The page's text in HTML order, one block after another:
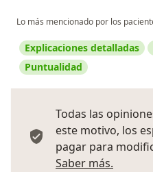
Lo más mencionado por los
Explicaciones detalladas
Puntualidad
Todas las
este motivo, los
pagar para
Saber más.